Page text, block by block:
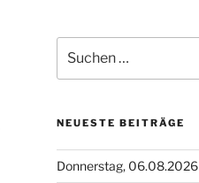
nach:
NEUESTE BEITRÄGE
Donnerstag, 06.08.2026